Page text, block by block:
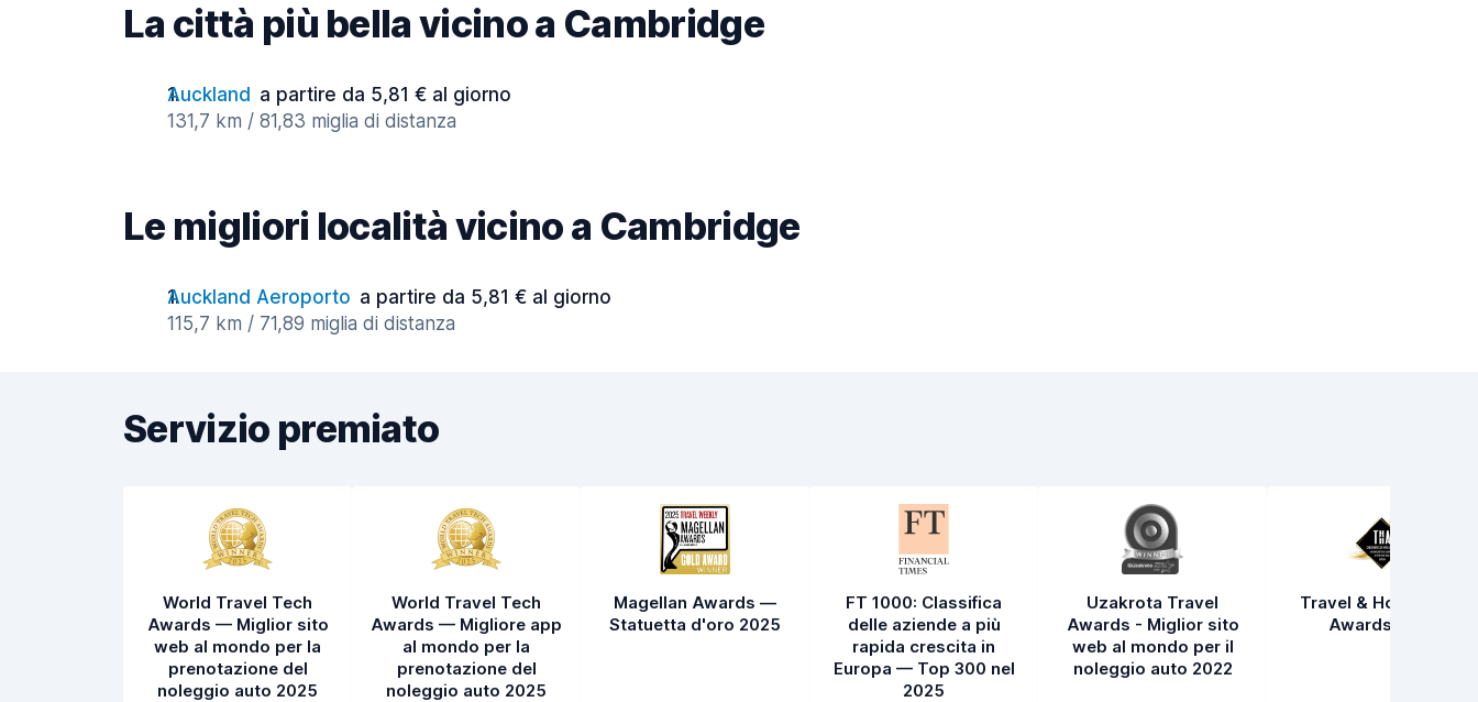
La città più bella vicino a Cambridge
Auckland a partire da 5,81 € al giorno
131,7 km / 81,83 miglia di distanza
Le migliori località vicino a Cambridge
Auckland Aeroporto a partire da 5,81 € al giorno
115,7 km / 71,89 miglia di distanza
Servizio premiato
World Travel Tech
Awards — Miglior sito
web al mondo per la
prenotazione del
noleggio auto 2025
World Travel Tech
Awards — Migliore app
al mondo per la
prenotazione del
noleggio auto 2025
Magellan Awards —
Statuetta d'oro 2025
FT 1000: Classifica
delle aziende a più
rapida crescita in
Europa — Top 300 nel
2025
Uzakrota Travel
Awards - Miglior sito
web al mondo per il
noleggio auto 2022
Travel & Hospitality
Awards 2021